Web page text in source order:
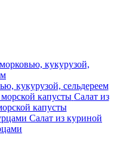
кукурузой, сельдереем
Салат из
капусты
Салат из куриной